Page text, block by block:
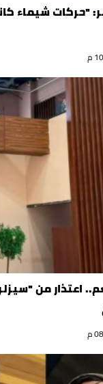
"حركات شيماء
اعتذار من